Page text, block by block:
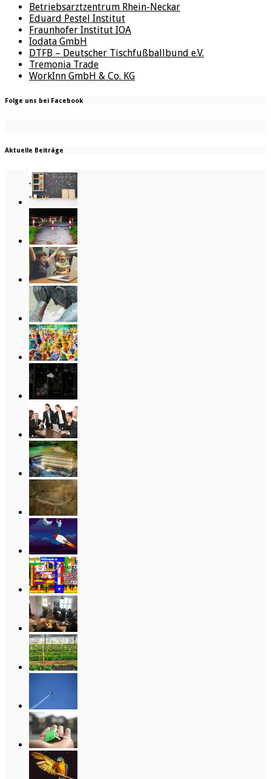
Betriebsarztzentrum Rhein-Neckar
Eduard Pestel Institut
Fraunhofer Institut IOA
Iodata GmbH
DTFB – Deutscher Tischfußballbund e.V.
Tremonia Trade
WorkInn GmbH & Co. KG
Folge uns bei Facebook
Aktuelle Beiträge